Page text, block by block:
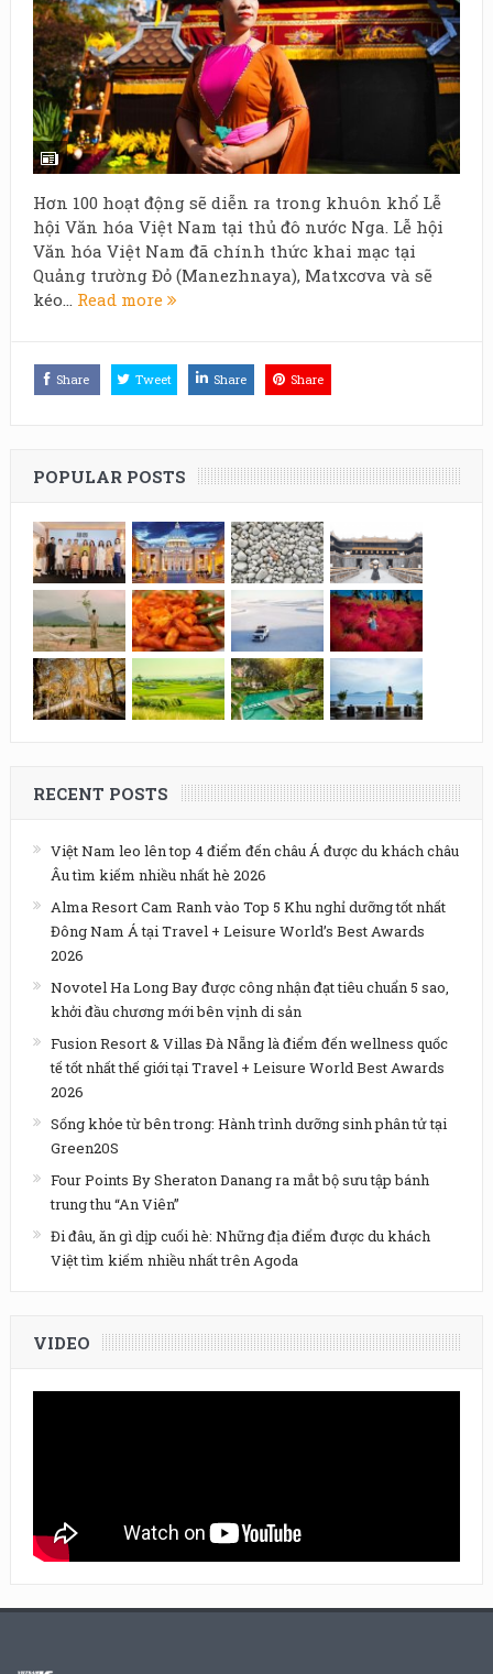
Hơn 100 hoạt động sẽ diễn ra trong khuôn khổ Lễ
hội Văn hóa Việt Nam tại thủ đô nước Nga. Lễ hội
Văn hóa Việt Nam đã chính thức khai mạc tại
Quảng trường Đỏ (Manezhnaya), Matxcơva và sẽ
kéo... Read more
Share Tweet Share Share
POPULAR POSTS
RECENT POSTS
Việt Nam leo lên top 4 điểm đến châu Á được du khách châu
Âu tìm kiếm nhiều nhất hè 2026
Alma Resort Cam Ranh vào Top 5 Khu nghỉ dưỡng tốt nhất
Đông Nam Á tại Travel + Leisure World’s Best Awards
2026
Novotel Ha Long Bay được công nhận đạt tiêu chuẩn 5 sao,
khởi đầu chương mới bên vịnh di sản
Fusion Resort & Villas Đà Nẵng là điểm đến wellness quốc
tế tốt nhất thế giới tại Travel + Leisure World Best Awards
2026
Sống khỏe từ bên trong: Hành trình dưỡng sinh phân tử tại
Green20S
Four Points By Sheraton Danang ra mắt bộ sưu tập bánh
trung thu “An Viên”
Đi đâu, ăn gì dịp cuối hè: Những địa điểm được du khách
Việt tìm kiếm nhiều nhất trên Agoda
VIDEO